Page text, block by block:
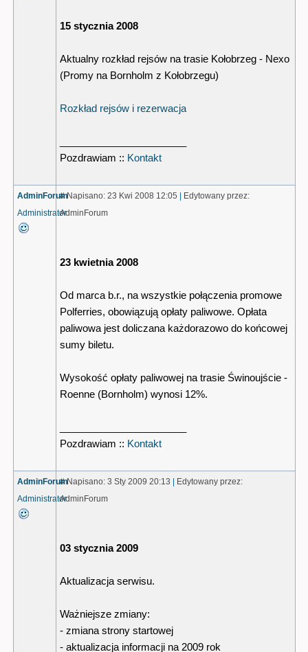
15 stycznia 2008
Aktualny rozkład rejsów na trasie Kołobrzeg - Nexo
(Promy na Bornholm z Kołobrzegu)
Rozkład rejsów i rezerwacja
Pozdrawiam :: Kontakt
AdminForum
Administrator
#Napisano: 23 Kwi 2008 12:05
Edytowany przez:
AdminForum
23 kwietnia 2008
Od marca b.r., na wszystkie połączenia promowe
Polferries, obowiązują opłaty paliwowe. Opłata
paliwowa jest doliczana każdorazowo do końcowej
sumy biletu.
Wysokość opłaty paliwowej na trasie Świnoujście -
Roenne (Bornholm) wynosi 12%.
Pozdrawiam :: Kontakt
AdminForum
Administrator
#Napisano: 3 Sty 2009 20:13
Edytowany przez:
AdminForum
03 stycznia 2009
Aktualizacja serwisu.
Ważniejsze zmiany:
- zmiana strony startowej
- aktualizacja informacji na 2009 rok